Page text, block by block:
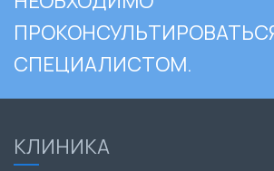
СПЕЦИАЛИСТОМ.
КЛИНИКА